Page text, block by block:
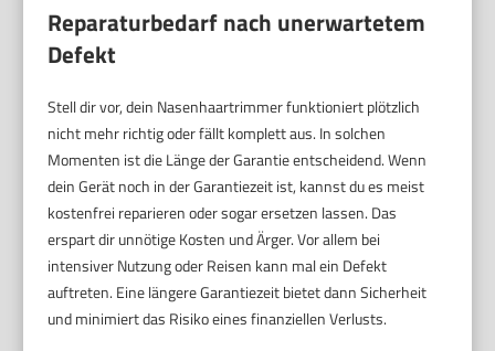
Reparaturbedarf nach unerwartetem
Defekt
Stell dir vor, dein Nasenhaartrimmer funktioniert plötzlich
nicht mehr richtig oder fällt komplett aus. In solchen
Momenten ist die Länge der Garantie entscheidend. Wenn
dein Gerät noch in der Garantiezeit ist, kannst du es meist
kostenfrei reparieren oder sogar ersetzen lassen. Das
erspart dir unnötige Kosten und Ärger. Vor allem bei
intensiver Nutzung oder Reisen kann mal ein Defekt
auftreten. Eine längere Garantiezeit bietet dann Sicherheit
und minimiert das Risiko eines finanziellen Verlusts.